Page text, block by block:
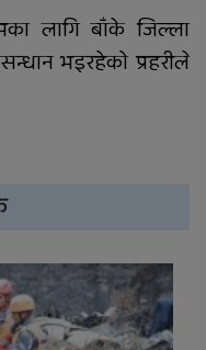
लागि बाँके जिल्ला
भइरहेको प्रहरीले